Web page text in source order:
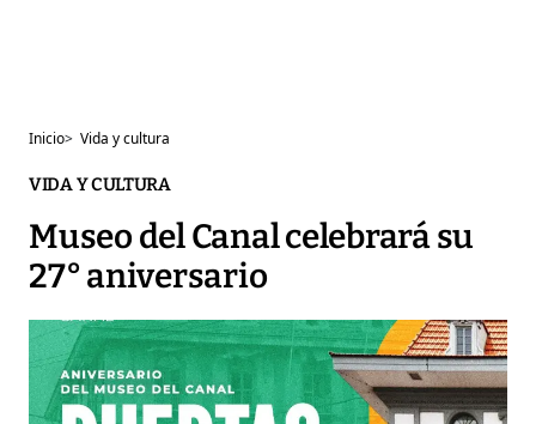
Inicio> Vida y cultura
VIDA Y CULTURA
Museo del Canal celebrará su
27° aniversario